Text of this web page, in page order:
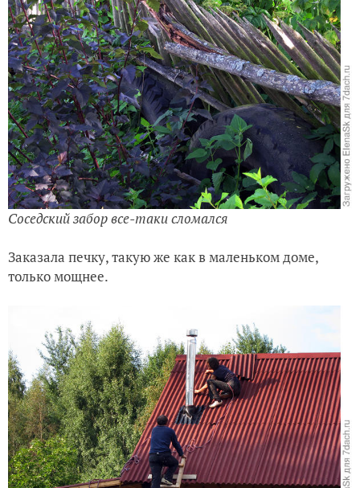
Соседский забор все-таки сломался
Заказала печку, такую же как в маленьком доме,
только мощнее.